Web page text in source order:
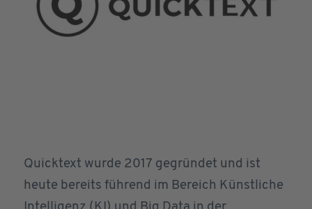
Quicktext wurde 2017 gegründet und ist
heute bereits führend im Bereich Künstliche